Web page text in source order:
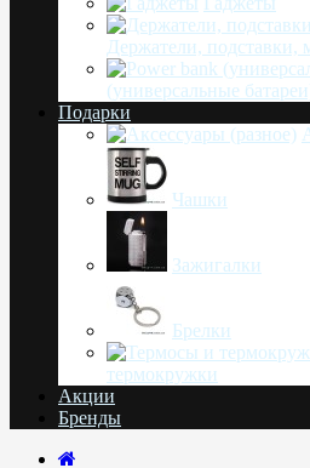
Держатели,
(универсальные
Подарки
Чашки
Зажигалки
Брелки
термокружки
Акции
Бренды